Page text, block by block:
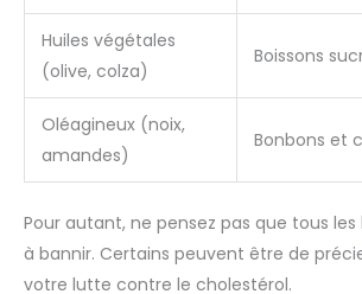
Huiles végétales
(olive, colza)
Boissons
Oléagineux (noix,
amandes)
Bonbons et
Pour autant, ne pensez pas que tous les
à bannir. Certains peuvent être de
votre lutte contre le cholestérol.